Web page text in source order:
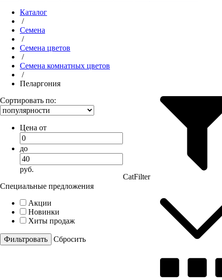
Каталог
/
Семена
/
Семена цветов
/
Семена комнатных цветов
/
Пеларгония
Сортировать по:
Цена от
до
руб.
Специальные предложения
Акции
Новинки
Хиты продаж
Cбросить
CatFilter